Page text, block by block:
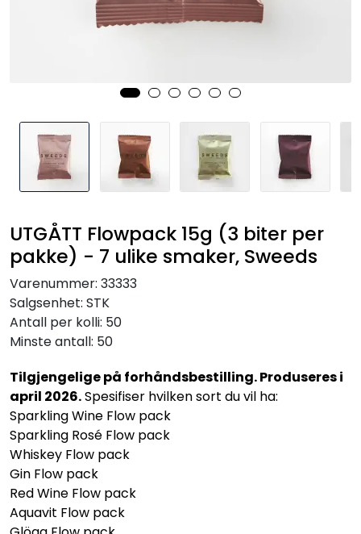
UTGÅTT Flowpack 15g (3 biter per
pakke) - 7 ulike smaker, Sweeds
Varenummer: 33333
Salgsenhet: STK
Antall per kolli: 50
Minste antall: 50
Tilgjengelige på forhåndsbestilling. Produseres i
april 2026.Spesifiser hvilken sort du vil ha:
Sparkling Wine Flow pack
Sparkling Rosé Flow pack
Whiskey Flow pack
Gin Flow pack
Red Wine Flow pack
Aquavit Flow pack